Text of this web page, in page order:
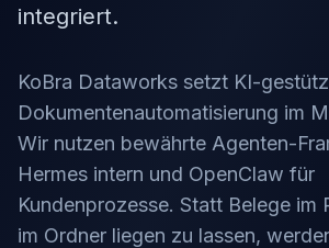
integriert.
KoBra Dataworks setzt KI-
Dokumentenautomatisierung im
Wir nutzen bewährte Agenten-
Hermes intern und OpenClaw für
Kundenprozesse. Statt Belege im
im Ordner liegen zu lassen,